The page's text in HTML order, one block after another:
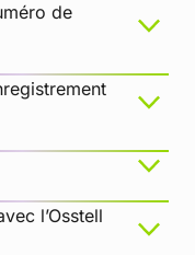
RÉF 19500102,
de
l’Osstell